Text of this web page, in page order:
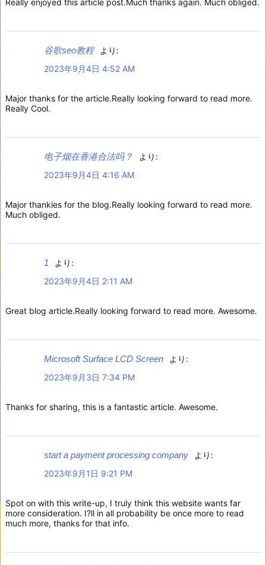
谷歌seo教程
より:
2023年9月4日 4:52 AM
Major thanks for the article.Really looking forward to read more.
Really Cool.
电子烟在香港合法吗？
より:
2023年9月4日 4:16 AM
Major thankies for the blog.Really looking forward to read more.
Much obliged.
1
より:
2023年9月4日 2:11 AM
Great blog article.Really looking forward to read more. Awesome.
Microsoft Surface LCD Screen
より:
2023年9月3日 7:34 PM
Thanks for sharing, this is a fantastic article. Awesome.
start a payment processing company
より:
2023年9月1日 9:21 PM
Spot on with this write-up, I truly think this website wants far
more consideration. I?ll in all probability be once more to read
much more, thanks for that info.